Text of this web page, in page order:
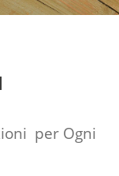
per Ogni